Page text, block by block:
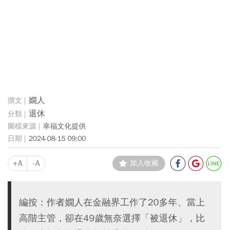
嫺人
退休
幸福文化提供
2024-08-15 09:00
+A -A 加入收藏
編按：作者嫺人在金融界工作了20多年、當上
高階主管，卻在49歲無奈選擇「被退休」，比